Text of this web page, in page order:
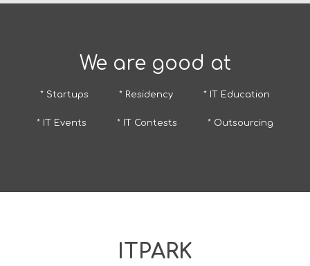
We are good at
* Startups * Residency * IT Education
* IT Events * IT Contests * Outsourcing
ITPARK